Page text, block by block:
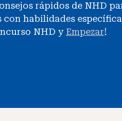
rápidos de NHD
habilidades
NHD y Empezar!